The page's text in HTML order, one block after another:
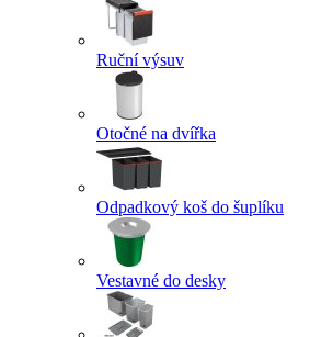
Ruční výsuv
Otočné na dvířka
Odpadkový koš do šuplíku
Vestavné do desky